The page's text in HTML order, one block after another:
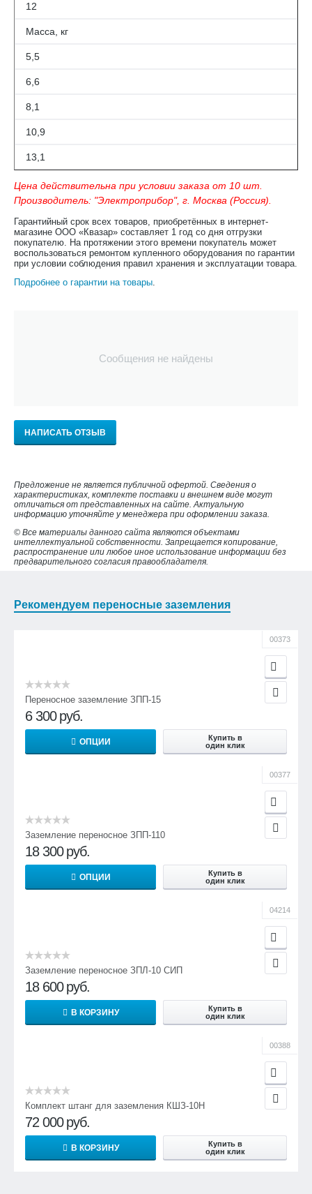
12
Масса, кг
5,5
6,6
8,1
10,9
13,1
Цена действительна при условии заказа от 10 шт.
Производитель: "Электроприбор", г. Москва (Россия).
Гарантийный срок всех товаров, приобретённых в интернет-
магазине ООО «Квазар» составляет 1 год со дня отгрузки
покупателю. На протяжении этого времени покупатель может
воспользоваться ремонтом купленного оборудования по гарантии
при условии соблюдения правил хранения и эксплуатации товара.
Подробнее о гарантии на товары.
Сообщения не найдены
НАПИСАТЬ ОТЗЫВ
Предложение не является публичной офертой. Сведения о
характеристиках, комплекте поставки и внешнем виде могут
отличаться от представленных на сайте. Актуальную
информацию уточняйте у менеджера при оформлении заказа.
© Все материалы данного сайта являются объектами
интеллектуальной собственности. Запрещается копирование,
распространение или любое иное использование информации без
предварительного согласия правообладателя.
Рекомендуем переносные заземления
00373
Переносное заземление ЗПП-15
6 300 руб.
ОПЦИИ
Купить в
один клик
00377
Заземление переносное ЗПП-110
18 300 руб.
ОПЦИИ
Купить в
один клик
04214
Заземление переносное ЗПЛ-10 СИП
18 600 руб.
В КОРЗИНУ
Купить в
один клик
00388
Комплект штанг для заземления КШЗ-10Н
72 000 руб.
В КОРЗИНУ
Купить в
один клик